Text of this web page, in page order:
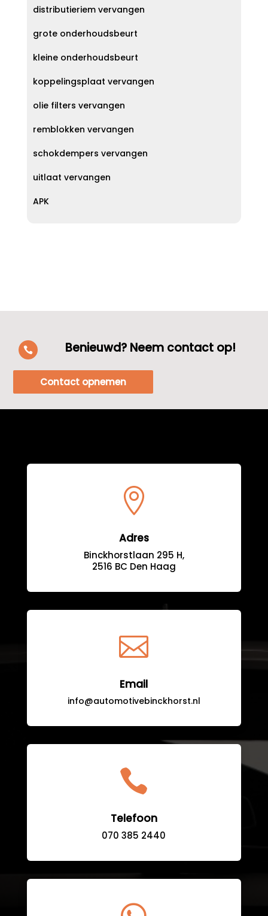
distributieriem vervangen
grote onderhoudsbeurt
kleine onderhoudsbeurt
koppelingsplaat vervangen
olie filters vervangen
remblokken vervangen
schokdempers vervangen
uitlaat vervangen
APK
 Benieuwd? Neem contact op!
Contact opnemen

Adres
Binckhorstlaan 295 H,
2516 BC Den Haag

Email
info@automotivebinckhorst.nl

Telefoon
070 385 2440